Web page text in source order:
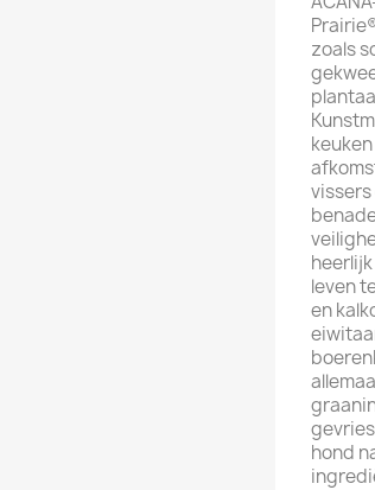
zoals
vissers
leven
en
hond